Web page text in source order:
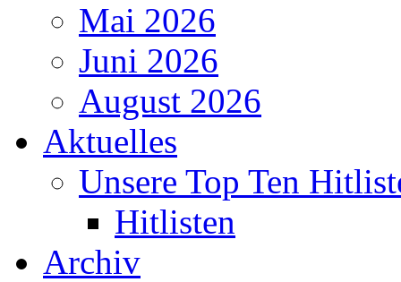
Mai 2026
Juni 2026
August 2026
Aktuelles
Unsere Top Ten
Hitlisten
Archiv